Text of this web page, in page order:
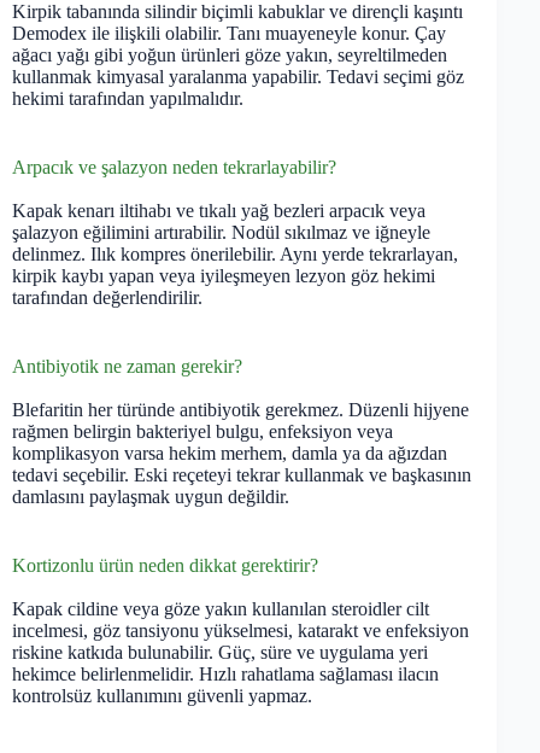
Kirpik tabanında silindir biçimli kabuklar ve dirençli kaşıntı
Demodex ile ilişkili olabilir. Tanı muayeneyle konur. Çay
ağacı yağı gibi yoğun ürünleri göze yakın, seyreltilmeden
kullanmak kimyasal yaralanma yapabilir. Tedavi seçimi göz
hekimi tarafından yapılmalıdır.
Arpacık ve şalazyon neden tekrarlayabilir?
Kapak kenarı iltihabı ve tıkalı yağ bezleri arpacık veya
şalazyon eğilimini artırabilir. Nodül sıkılmaz ve iğneyle
delinmez. Ilık kompres önerilebilir. Aynı yerde tekrarlayan,
kirpik kaybı yapan veya iyileşmeyen lezyon göz hekimi
tarafından değerlendirilir.
Antibiyotik ne zaman gerekir?
Blefaritin her türünde antibiyotik gerekmez. Düzenli hijyene
rağmen belirgin bakteriyel bulgu, enfeksiyon veya
komplikasyon varsa hekim merhem, damla ya da ağızdan
tedavi seçebilir. Eski reçeteyi tekrar kullanmak ve başkasının
damlasını paylaşmak uygun değildir.
Kortizonlu ürün neden dikkat gerektirir?
Kapak cildine veya göze yakın kullanılan steroidler cilt
incelmesi, göz tansiyonu yükselmesi, katarakt ve enfeksiyon
riskine katkıda bulunabilir. Güç, süre ve uygulama yeri
hekimce belirlenmelidir. Hızlı rahatlama sağlaması ilacın
kontrolsüz kullanımını güvenli yapmaz.